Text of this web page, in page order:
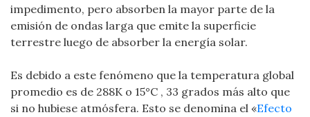
impedimento, pero absorben la mayor parte de la
emisión de ondas larga que emite la superficie
terrestre luego de absorber la energía solar.
Es debido a este fenómeno que la temperatura global
promedio es de 288K o 15°C , 33 grados más alto que
si no hubiese atmósfera. Esto se denomina el «Efecto